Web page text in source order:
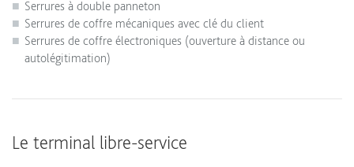
Serrures à double panneton
Serrures de coffre mécaniques avec clé du client
Serrures de coffre électroniques (ouverture à distance ou
autolégitimation)
Le terminal libre-service